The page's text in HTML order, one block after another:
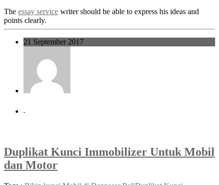
The essay service writer should be able to express his ideas and
points clearly.
21 September 2017
-
Duplikat Kunci Immobilizer Untuk Mobil
dan Motor